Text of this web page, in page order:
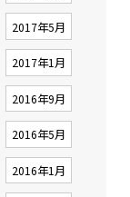
2017年5月
2017年1月
2016年9月
2016年5月
2016年1月